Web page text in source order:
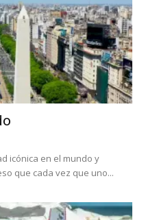
icónica en el mundo y
que cada vez que uno...